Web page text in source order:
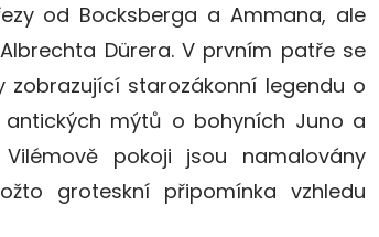
od Bocksberga a Ammana, ale
Dürera. V prvním patře se
starozákonní legendu o
mýtů o bohyních Juno a
Vilémově pokoji jsou namalovány
groteskní připomínka vzhledu